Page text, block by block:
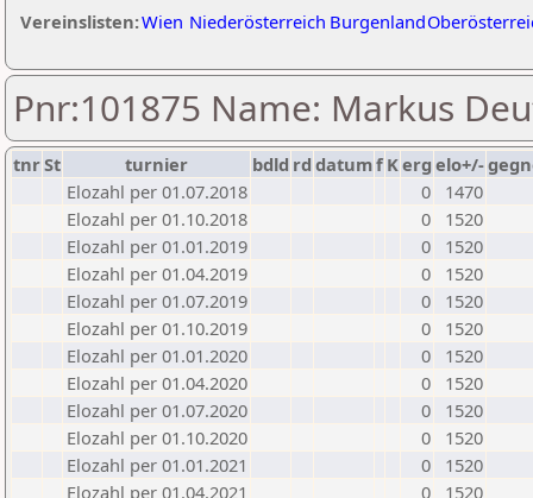
Vereinslisten:Wien Niederösterreich Burgenland
Pnr:101875 Name: Markus
tnrSt turnier bdld rd datumf Kerg elo+/-
Elozahl per 01.07.2018
0
1470
Elozahl per 01.10.2018
0
1520
Elozahl per 01.01.2019
0
1520
Elozahl per 01.04.2019
0
1520
Elozahl per 01.07.2019
0
1520
Elozahl per 01.10.2019
0
1520
Elozahl per 01.01.2020
0
1520
Elozahl per 01.04.2020
0
1520
Elozahl per 01.07.2020
0
1520
Elozahl per 01.10.2020
0
1520
Elozahl per 01.01.2021
0
1520
Elozahl per 01.04.2021
0 1520